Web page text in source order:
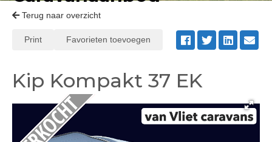
Terug naar overzicht
Print Favorieten toevoegen
Kip Kompakt 37 EK